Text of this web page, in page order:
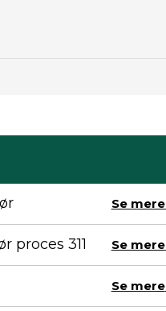
Se mere
proces 311 Se mere
Se mere